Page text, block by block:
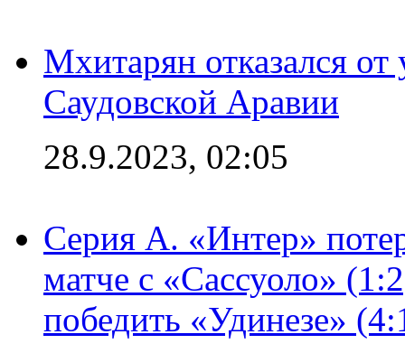
Мхитарян отказался от
Саудовской Аравии
28.9.2023, 02:05
Серия А. «Интер»
матче с «Сассуоло»
победить «Удинезе»